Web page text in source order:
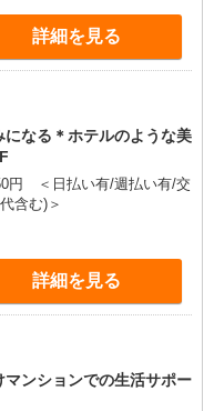
詳細を見る
なる＊ホテルのような美
円 ＜日払い有/週払い有/交
含む)＞
詳細を見る
ンションでの生活サポー